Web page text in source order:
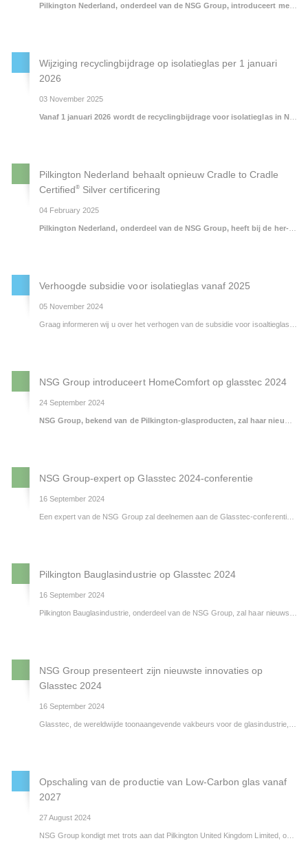
Pilkington Nederland, onderdeel van de NSG Group, introduceert met trots HomeComfort™: een nieuw merkconcept dat glas een actieve rol geeft in comfort, energie en beleving. Onder deze naam worden innovatieve glastoepassingen gebundeld die bijdragen aan slim, comfortabel en duurzaam wonen, van warmte en zonwering tot akoestisch comfort.
Wijziging recyclingbijdrage op isolatieglas per 1 januari
2026
03 November 2025
Pilkington Nederland behaalt opnieuw Cradle to Cradle
Certified® Silver certificering
04 February 2025
Verhoogde subsidie voor isolatieglas vanaf 2025
05 November 2024
NSG Group introduceert HomeComfort op glasstec 2024
24 September 2024
NSG Group-expert op Glasstec 2024-conferentie
16 September 2024
Een expert van de NSG Group zal deelnemen aan de Glasstec-conferentie van dit jaar, waar andere invloedrijke sprekers samenkomen om te spreken over circulaire economie, digitale technologieën en decarbonisatie. De conferentie biedt doelgerichte lezingen die theorie en praktijk combineren over deze wereldwijde vraagstukken.
Pilkington Bauglasindustrie op Glasstec 2024
16 September 2024
NSG Group presenteert zijn nieuwste innovaties op
Glasstec 2024
16 September 2024
Opschaling van de productie van Low-Carbon glas vanaf
2027
27 August 2024
NSG Group kondigt met trots aan dat Pilkington United Kingdom Limited, onderdeel van NSG Group, vanaf 2027 groene waterstof wil gaan inzetten om zo de productie van low-carbon glas op te schalen. Dit gebeurt in samenwerking met Grenian Hydrogen en maakt deel uit van baanbrekende plannen voor de vestiging in St. Helens.